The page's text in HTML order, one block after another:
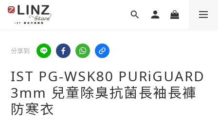
分享到
IST PG-WSK80 PURiGUARD
3mm 兒童除臭抗菌長袖長褲
防寒衣